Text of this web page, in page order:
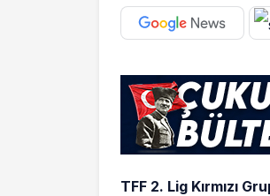
TFF 2. Lig Kırmızı